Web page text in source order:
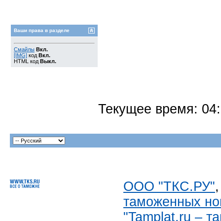
Ваши права в разделе
Смайлы Вкл.
[IMG] код Вкл.
HTML код Выкл.
Текущее время:
ООО "ТКС.РУ"
таможенных
"Tamplat.ru –